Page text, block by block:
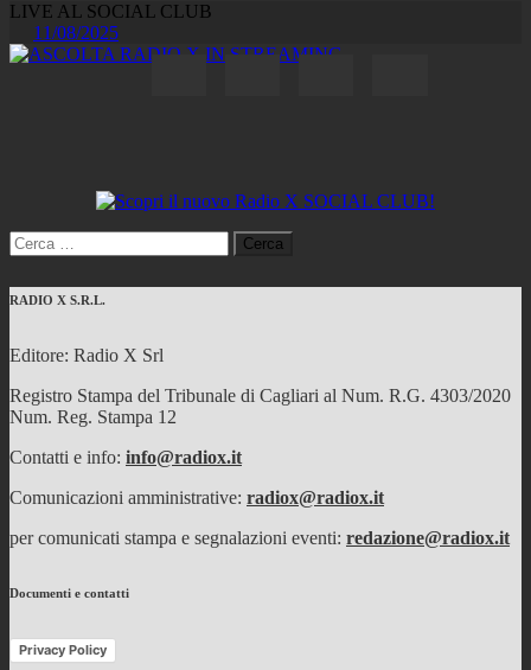
LIVE AL SOCIAL CLUB
11/08/2025
Ricerca
per:
RADIO X S.R.L.
Editore: Radio X Srl
Registro Stampa del Tribunale di Cagliari al Num. R.G. 4303/2020
Num. Reg. Stampa 12
Contatti e info: info@radiox.it
Comunicazioni amministrative: radiox@radiox.it
per comunicati stampa e segnalazioni eventi: redazione@radiox.it
Documenti e contatti
Privacy Policy